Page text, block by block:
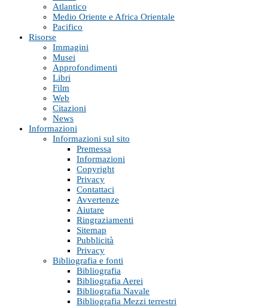
Atlantico
Medio Oriente e Africa Orientale
Pacifico
Risorse
Immagini
Musei
Approfondimenti
Libri
Film
Web
Citazioni
News
Informazioni
Informazioni sul sito
Premessa
Informazioni
Copyright
Privacy
Contattaci
Avvertenze
Aiutare
Ringraziamenti
Sitemap
Pubblicità
Privacy
Bibliografia e fonti
Bibliografia
Bibliografia Aerei
Bibliografia Navale
Bibliografia Mezzi terrestri